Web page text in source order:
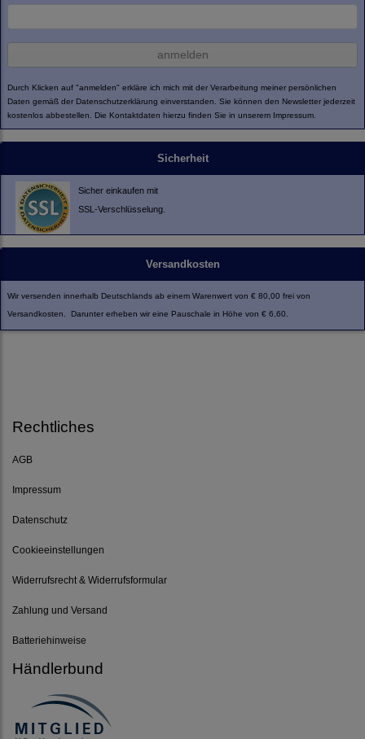
anmelden
Durch Klicken auf "anmelden" erkläre ich mich mit der Verarbeitung meiner persönlichen
Daten gemäß der Datenschutzerklärung einverstanden. Sie können den Newsletter jederzeit
kostenlos abbestellen. Die Kontaktdaten hierzu finden Sie in unserem Impressum.
Sicherheit
Sicher einkaufen mit
SSL-Verschlüsselung.
Versandkosten
Wir versenden innerhalb Deutschlands ab einem Warenwert von € 80,00 frei von
Versandkosten. Darunter erheben wir eine Pauschale in Höhe von € 6,60.
Rechtliches
AGB
Impressum
Datenschutz
Cookieeinstellungen
Widerrufsrecht & Widerrufsformular
Zahlung und Versand
Batteriehinweise
Händlerbund